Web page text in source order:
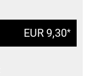
EUR 9,30*